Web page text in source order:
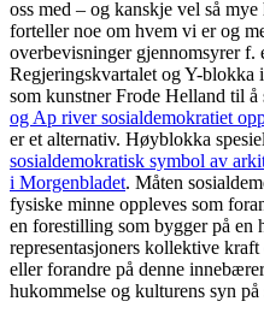
oss med – og kanskje vel så
forteller noe om hvem vi er og
overbevisninger gjennomsyrer f.
Regjeringskvartalet og Y-blokka
som kunstner Frode Helland til
og Ap river sosialdemokratiet
er et alternativ. Høyblokka
sosialdemokratisk symbol av
i Morgenbladet. Måten
fysiske minne oppleves som
en forestilling som bygger på en
representasjoners kollektive
eller forandre på denne
hukommelse og kulturens syn